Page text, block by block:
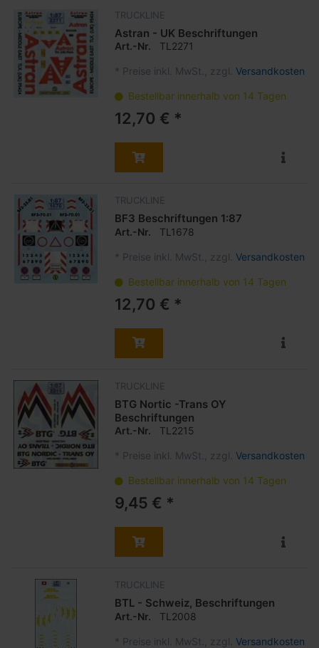
TRUCKLINE
Astran - UK Beschriftungen
Art.-Nr. TL2271
* Preise inkl. MwSt., zzgl. Versandkosten
Bestellbar innerhalb von 14 Tagen
12,70 € *
TRUCKLINE
BF3 Beschriftungen 1:87
Art.-Nr. TL1678
* Preise inkl. MwSt., zzgl. Versandkosten
Bestellbar innerhalb von 14 Tagen
12,70 € *
TRUCKLINE
BTG Nortic -Trans OY
Beschriftungen
Art.-Nr. TL2215
* Preise inkl. MwSt., zzgl. Versandkosten
Bestellbar innerhalb von 14 Tagen
9,45 € *
TRUCKLINE
BTL - Schweiz, Beschriftungen
Art.-Nr. TL2008
* Preise inkl. MwSt., zzgl. Versandkosten